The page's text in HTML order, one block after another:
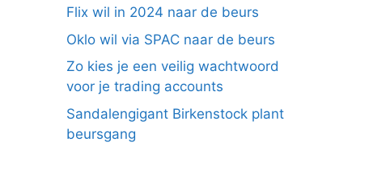
Flix wil in 2024 naar de beurs
Oklo wil via SPAC naar de beurs
Zo kies je een veilig wachtwoord
voor je trading accounts
Sandalengigant Birkenstock plant
beursgang